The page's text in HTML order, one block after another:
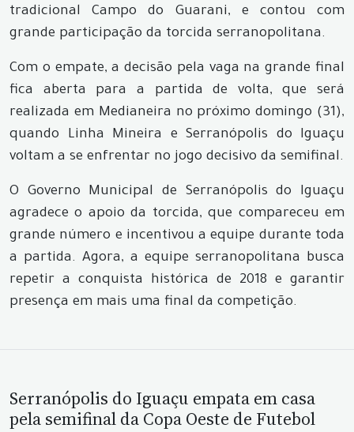
tradicional Campo do Guarani, e contou com
grande participação da torcida serranopolitana.
Com o empate, a decisão pela vaga na grande final
fica aberta para a partida de volta, que será
realizada em Medianeira no próximo domingo (31),
quando Linha Mineira e Serranópolis do Iguaçu
voltam a se enfrentar no jogo decisivo da semifinal.
O Governo Municipal de Serranópolis do Iguaçu
agradece o apoio da torcida, que compareceu em
grande número e incentivou a equipe durante toda
a partida. Agora, a equipe serranopolitana busca
repetir a conquista histórica de 2018 e garantir
presença em mais uma final da competição.
Serranópolis do Iguaçu empata em casa
pela semifinal da Copa Oeste de Futebol